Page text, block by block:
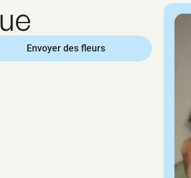
Envoyer des fleurs